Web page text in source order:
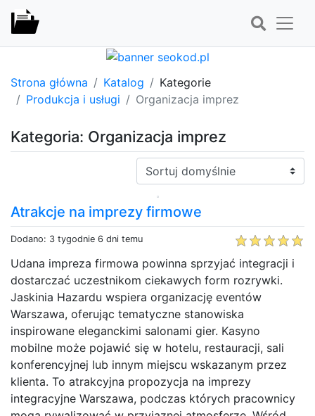
Strona główna Katalog
Kategorie
Produkcja i usługi
Organizacja imprez
Kategoria: Organizacja imprez
Sortuj:
Atrakcje na imprezy firmowe
Dodano: 3 tygodnie 6 dni temu
Udana impreza firmowa powinna sprzyjać integracji i
dostarczać uczestnikom ciekawych form rozrywki.
Jaskinia Hazardu wspiera organizację eventów
Warszawa, oferując tematyczne stanowiska
inspirowane eleganckimi salonami gier. Kasyno
mobilne może pojawić się w hotelu, restauracji, sali
konferencyjnej lub innym miejscu wskazanym przez
klienta. To atrakcyjna propozycja na imprezy
integracyjne Warszawa, podczas których pracownicy